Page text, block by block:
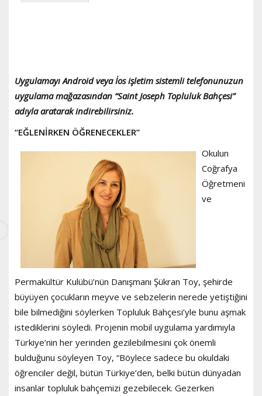
Uygulamayı Android veya İos işletim sistemli telefonunuzun
uygulama mağazasından “Saint Joseph Topluluk Bahçesi”
adıyla aratarak indirebilirsiniz.
“EĞLENİRKEN ÖĞRENECEKLER”
Okulun
Coğrafya
Öğretmeni
ve
Permakültür Kulübü’nün Danışmanı Şükran Toy, şehirde
büyüyen çocukların meyve ve sebzelerin nerede yetiştiğini
bile bilmediğini söylerken Topluluk Bahçesi’yle bunu aşmak
istediklerini söyledi. Projenin mobil uygulama yardımıyla
Türkiye’nin her yerinden gezilebilmesini çok önemli
bulduğunu söyleyen Toy, “Böylece sadece bu okuldaki
öğrenciler değil, bütün Türkiye’den, belki bütün dünyadan
insanlar topluluk bahçemizi gezebilecek. Gezerken